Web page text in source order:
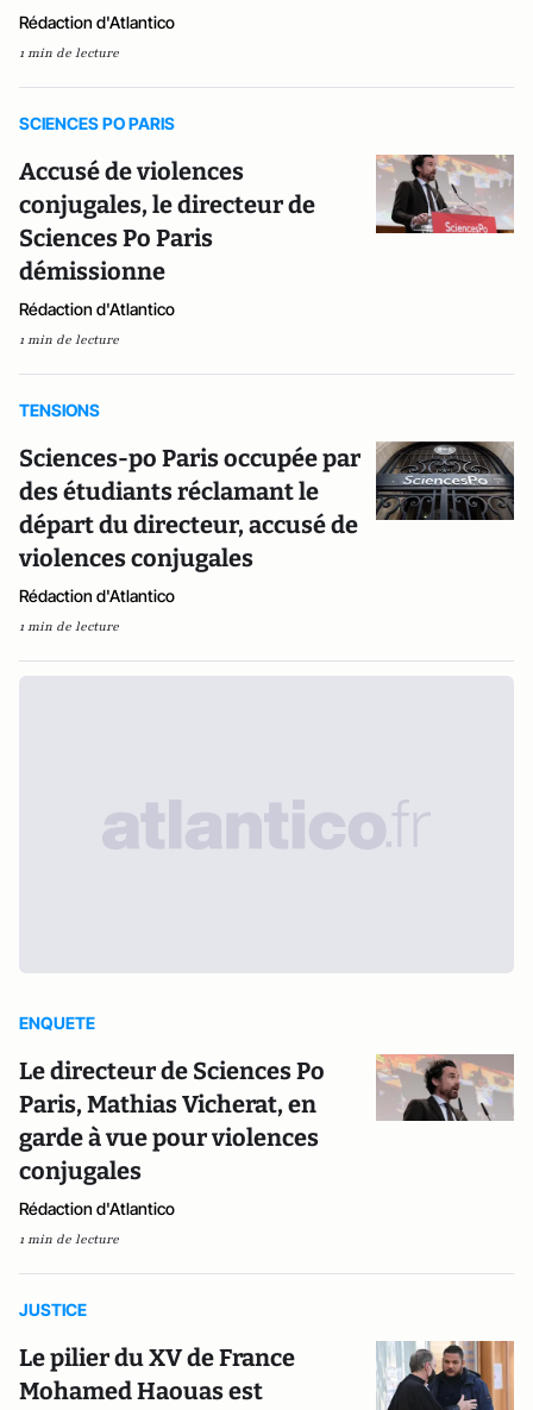
Rédaction d'Atlantico
1 min de lecture
SCIENCES PO PARIS
Accusé de violences
conjugales, le directeur de
Sciences Po Paris
démissionne
Rédaction d'Atlantico
1 min de lecture
TENSIONS
Sciences-po Paris occupée par
des étudiants réclamant le
départ du directeur, accusé de
violences conjugales
Rédaction d'Atlantico
1 min de lecture
ENQUETE
Le directeur de Sciences Po
Paris, Mathias Vicherat, en
garde à vue pour violences
conjugales
Rédaction d'Atlantico
1 min de lecture
JUSTICE
Le pilier du XV de France
Mohamed Haouas est